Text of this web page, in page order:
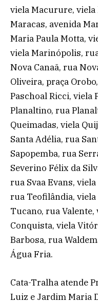
viela Macurure, viela
Maracas, avenida
Maria Paula Motta,
viela Marinópolis,
Nova Canaã, rua
Oliveira, praça
Paschoal Ricci, viela
Planaltino, rua
Queimadas, viela
Santa Adélia, rua
Sapopemba, rua
Severino Félix da
rua Svaa Evans,
rua Teofilândia,
Tucano, rua
Conquista, viela
Barbosa, rua
Água Fria.
Cata-Tralha atende
Luiz e Jardim Maria